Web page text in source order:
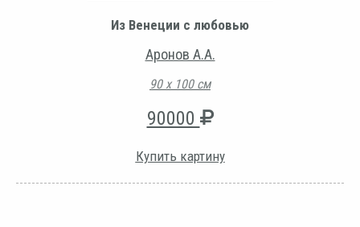
Из Венеции с любовью
Аронов А.А.
90 х 100 см
90000
Купить картину